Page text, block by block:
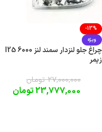
-13%
ویژه
چراغ جلو لنزدار سمند لنز l25 6000
زیمر
27,000,000 تومان
23,777,000تومان